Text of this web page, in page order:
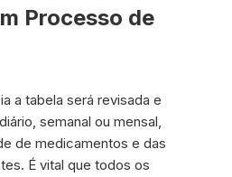
Processo de
a tabela será revisada e
semanal ou mensal,
de medicamentos e das
É vital que todos os